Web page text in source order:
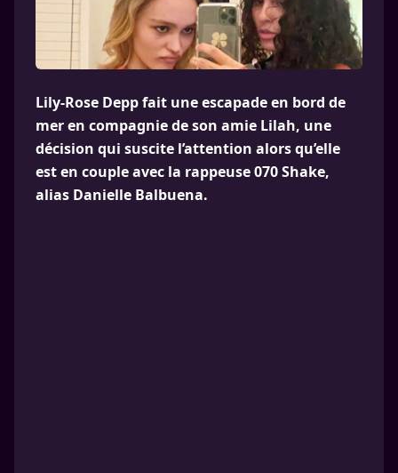
Lily-Rose Depp fait une escapade en bord de
mer en compagnie de son amie Lilah, une
décision qui suscite l’attention alors qu’elle
est en couple avec la rappeuse 070 Shake,
alias Danielle Balbuena.